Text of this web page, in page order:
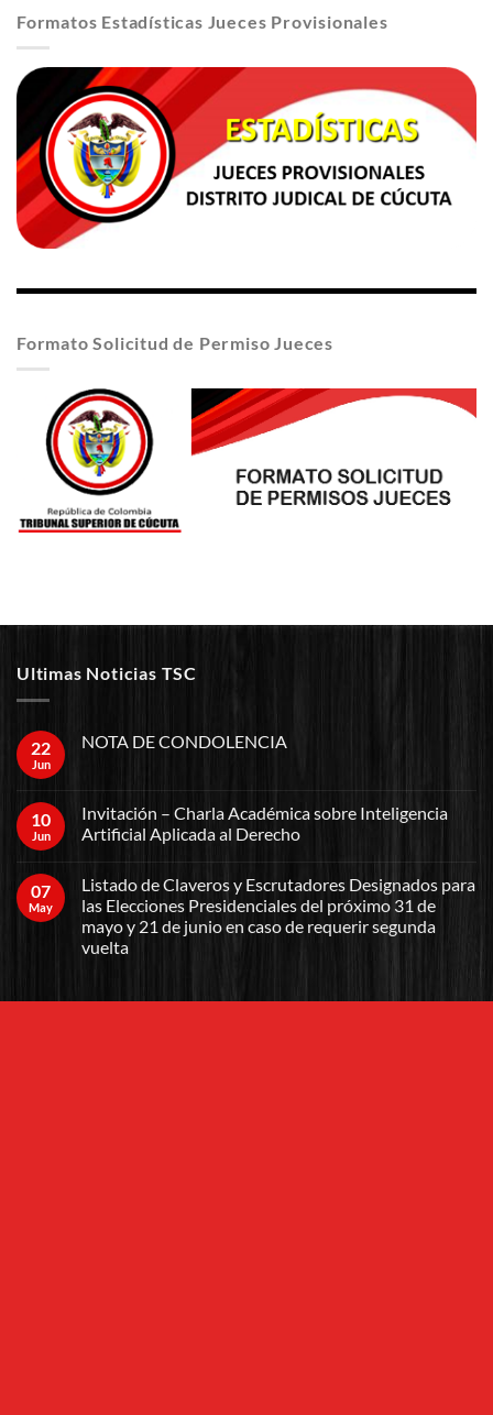
Formatos Estadísticas Jueces Provisionales
Formato Solicitud de Permiso Jueces
Ultimas Noticias TSC
22
Jun
NOTA DE CONDOLENCIA
10
Jun
Invitación – Charla Académica sobre Inteligencia
Artificial Aplicada al Derecho
07
May
Listado de Claveros y Escrutadores Designados para
las Elecciones Presidenciales del próximo 31 de
mayo y 21 de junio en caso de requerir segunda
vuelta